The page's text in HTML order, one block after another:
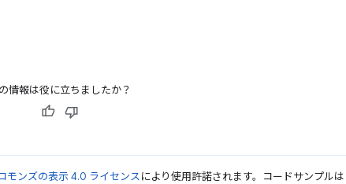
情報は役に立ちましたか？
モンズの表示 4.0 ライセンスにより使用許諾されます。コードサンプルは